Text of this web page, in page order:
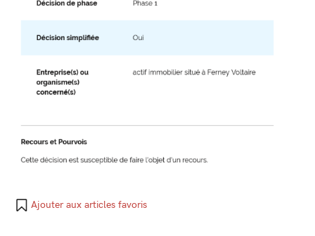
Ajouter aux articles favoris